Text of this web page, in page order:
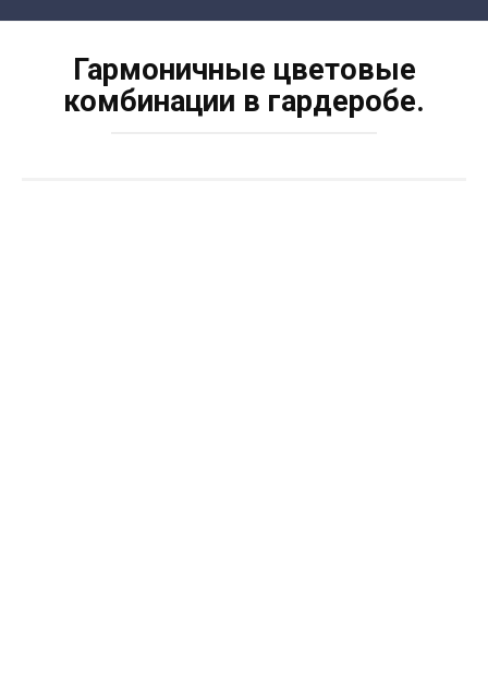
Гармоничные цветовые
комбинации в гардеробе.